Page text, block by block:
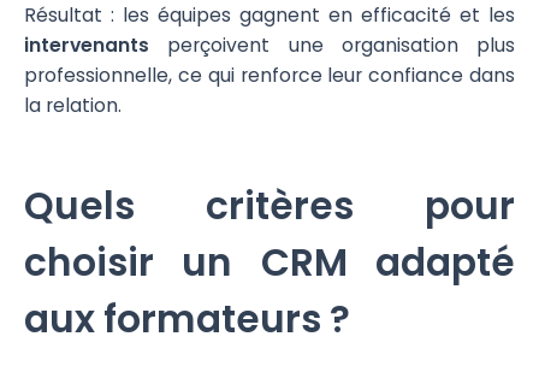
Résultat : les équipes gagnent en efficacité et les
intervenants perçoivent une organisation plus
professionnelle, ce qui renforce leur confiance dans
la relation.
Quels critères pour
choisir un CRM adapté
aux formateurs ?